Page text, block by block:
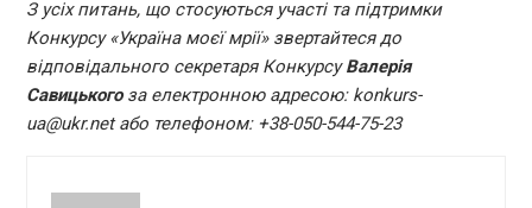
З усіх питань, що стосуються участі та підтримки
Конкурсу «Україна моєї мрії» звертайтеся до
відповідального секретаря КонкурсуВалерія
Савицькогоза електронною адресою: konkurs-
ua@ukr.net або телефоном: +38-050-544-75-23